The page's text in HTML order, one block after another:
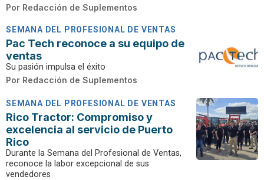
Por Redacción de Suplementos
SEMANA DEL PROFESIONAL DE VENTAS
Pac Tech reconoce a su equipo de
ventas
Su pasión impulsa el éxito
Por Redacción de Suplementos
SEMANA DEL PROFESIONAL DE VENTAS
Rico Tractor: Compromiso y
excelencia al servicio de Puerto
Rico
Durante la Semana del Profesional de Ventas,
reconoce la labor excepcional de sus
vendedores